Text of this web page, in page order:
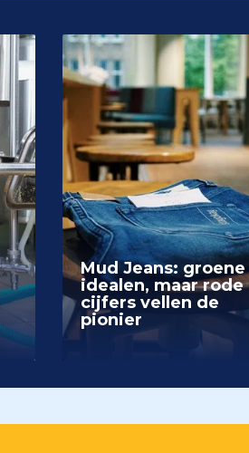
Mud Jeans: groene
idealen, maar rode
cijfers vellen de
pionier